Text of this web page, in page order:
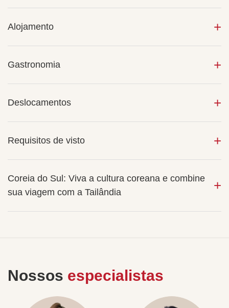
Alojamento
Gastronomia
Deslocamentos
Requisitos de visto
Coreia do Sul: Viva a cultura coreana e combine
sua viagem com a Tailândia
Nossos especialistas